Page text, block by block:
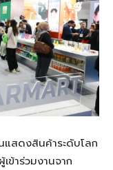
แสดงสินค้าระดับโลก
ข้าร่วมงานจาก